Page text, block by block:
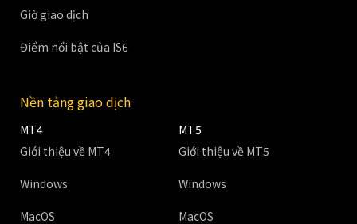
Giờ giao dịch
Điểm nổi bật của IS6
Nền tảng giao dịch
MT4
Giới thiệu về MT4
Windows
MacOS
MT5
Giới thiệu về MT5
Windows
MacOS